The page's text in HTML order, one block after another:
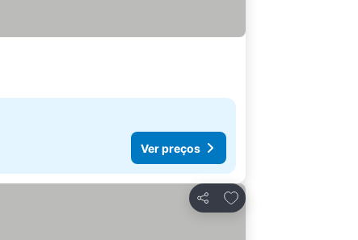
Ver preços
Partilhar
Adicionar aos favoritos